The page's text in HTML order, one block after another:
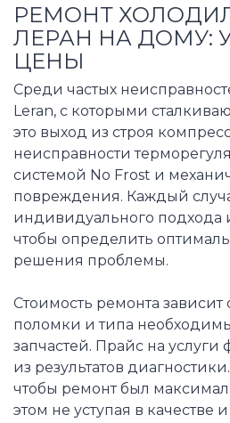
РЕМОНТ
ЛЕРАН НА ДОМУ:
ЦЕНЫ
Среди частых
Leran, с которыми
это выход из строя
неисправности
системой No Frost и
повреждения. Каждый
индивидуального подхода
чтобы определить
решения проблемы.
Стоимость ремонта зависит
поломки и типа
запчастей. Прайс на
из результатов
чтобы ремонт был
этом не уступая в качестве